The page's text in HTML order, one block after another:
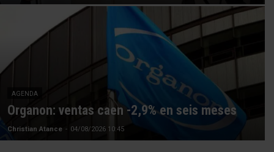
AGENDA
Organon: ventas caen -2,9% en seis meses
Christian Atance - 04/08/2026 10:45